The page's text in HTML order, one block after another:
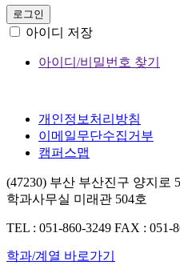
로그인
아이디 저장
아이디/비밀번호 찾기
개인정보처리방침
이메일무단수집거부
캠퍼스맵
(47230) 부산 부산진구 양지로
학과사무실 미래관 504호
TEL : 051-860-3249 FAX : 051-
학과/계열 바로가기